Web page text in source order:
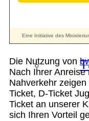
Die Nutzung von
Nach Ihrer
Nahverkehr
Ticket, D-Ticket
Ticket an unserer
sich Ihren Vorteil